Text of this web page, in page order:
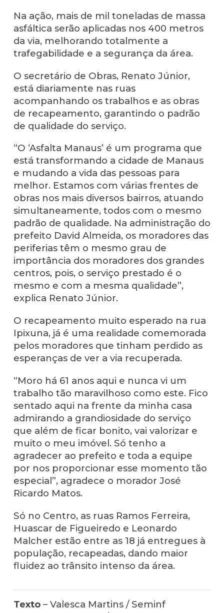
Na ação, mais de mil toneladas de massa
asfáltica serão aplicadas nos 400 metros
da via, melhorando totalmente a
trafegabilidade e a segurança da área.
O secretário de Obras, Renato Júnior,
está diariamente nas ruas
acompanhando os trabalhos e as obras
de recapeamento, garantindo o padrão
de qualidade do serviço.
“O ‘Asfalta Manaus’ é um programa que
está transformando a cidade de Manaus
e mudando a vida das pessoas para
melhor. Estamos com várias frentes de
obras nos mais diversos bairros, atuando
simultaneamente, todos com o mesmo
padrão de qualidade. Na administração do
prefeito David Almeida, os moradores das
periferias têm o mesmo grau de
importância dos moradores dos grandes
centros, pois, o serviço prestado é o
mesmo e com a mesma qualidade”,
explica Renato Júnior.
O recapeamento muito esperado na rua
Ipixuna, já é uma realidade comemorada
pelos moradores que tinham perdido as
esperanças de ver a via recuperada.
“Moro há 61 anos aqui e nunca vi um
trabalho tão maravilhoso como este. Fico
sentado aqui na frente da minha casa
admirando a grandiosidade do serviço
que além de ficar bonito, vai valorizar e
muito o meu imóvel. Só tenho a
agradecer ao prefeito e toda a equipe
por nos proporcionar esse momento tão
especial”, agradece o morador José
Ricardo Matos.
Só no Centro, as ruas Ramos Ferreira,
Huascar de Figueiredo e Leonardo
Malcher estão entre as 18 já entregues à
população, recapeadas, dando maior
fluidez ao trânsito intenso da área.
Texto– Valesca Martins / Seminf